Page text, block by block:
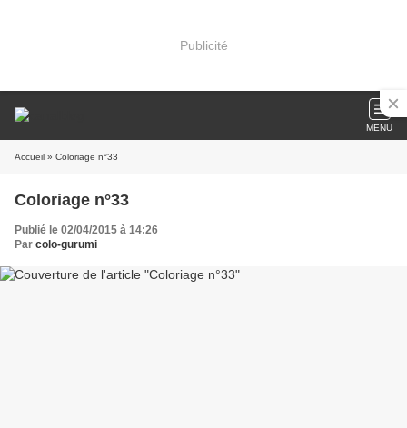
Publicité
MENU
Accueil » Coloriage n°33
Coloriage n°33
Publié le 02/04/2015 à 14:26
Par colo-gurumi